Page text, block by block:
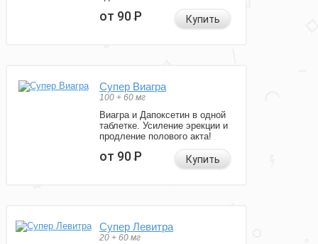
от 90Р Купить
Супер Виагра
100 + 60 мг
Виагра и Дапоксетин в одной
таблетке. Усиление эрекции и
продление полового акта!
от 90Р Купить
Супер Левитра
20 + 60 мг